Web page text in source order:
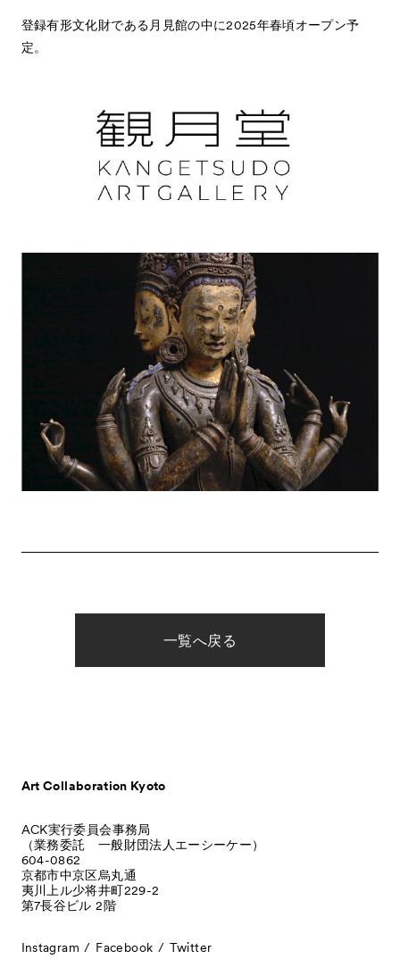
登録有形文化財である月見館の中に2025年春頃オープン予
定。
一覧へ戻る
Art Collaboration Kyoto
ACK実行委員会事務局
（業務委託 一般財団法人エーシーケー）
604-0862
京都市中京区烏丸通
夷川上ル少将井町229-2
第7長谷ビル 2階
Instagram Facebook Twitter